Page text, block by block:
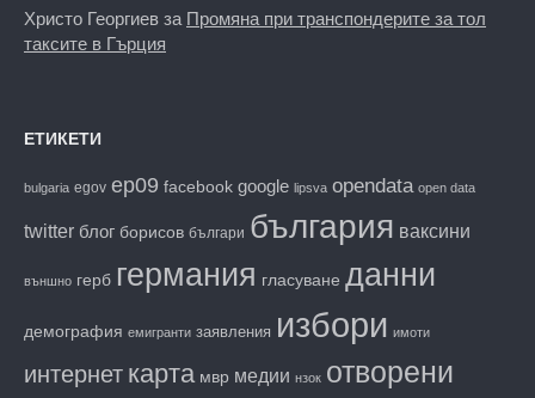
Христо Георгиев за Промяна при транспондерите за тол
таксите в Гърция
ЕТИКЕТИ
bulgaria egov ep09 facebook google lipsva opendata open data
twitter блог борисов българи българия ваксини
външно герб германия гласуване данни
демография емигранти заявления избори имоти
интернет карта мвр медии нзок отворени